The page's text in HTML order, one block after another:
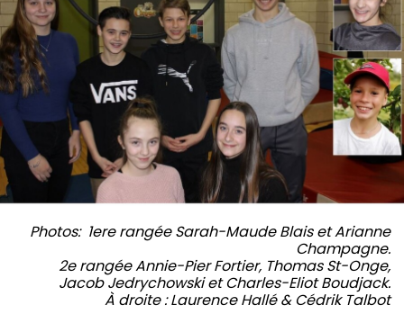
Photos: 1ere rangée Sarah-Maude Blais et Arianne
Champagne.
2e rangée Annie-Pier Fortier, Thomas St-Onge,
Jacob Jedrychowski et Charles-Eliot Boudjack.
À droite : Laurence Hallé & Cédrik Talbot